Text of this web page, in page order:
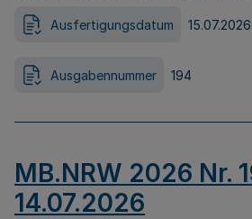
Ausfertigungsdatum 15.07.2026
Ausgabennummer 194
MB.NRW 2026 Nr.
14.07.2026